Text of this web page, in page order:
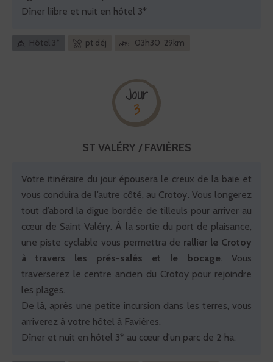
Dîner liibre et nuit en hôtel 3*
Hôtel 3* pt déj 03h30 29km
Jour
3
ST VALÉRY / FAVIÈRES
Votre itinéraire du jour épousera le creux de la baie et
vous conduira de l’autre côté, au Crotoy. Vous longerez
tout d’abord la digue bordée de tilleuls pour arriver au
cœur de Saint Valéry. À la sortie du port de plaisance,
une piste cyclable vous permettra de rallier le Crotoy
à travers les prés-salés et le bocage. Vous
traverserez le centre ancien du Crotoy pour rejoindre
les plages.
De là, après une petite incursion dans les terres, vous
arriverez à votre hôtel à Favières.
Dîner et nuit en hôtel 3* au cœur d'un parc de 2 ha.